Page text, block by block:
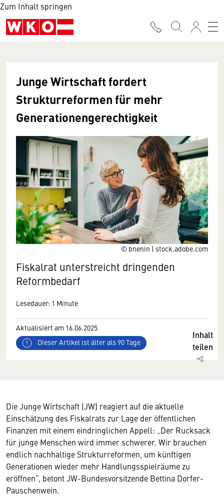
Zum Inhalt springen
© bnenin | stock.adobe.com
Junge Wirtschaft fordert
Strukturreformen für mehr
Generationengerechtigkeit
Fiskalrat unterstreicht dringenden
Reformbedarf
Lesedauer: 1 Minute
Aktualisiert am 16.06.2025
Dieser Artikel ist älter als 90 Tage
Inhalt
teilen
Die Junge Wirtschaft (JW) reagiert auf die aktuelle
Einschätzung des Fiskalrats zur Lage der öffentlichen
Finanzen mit einem eindringlichen Appell: „Der Rucksack
für junge Menschen wird immer schwerer. Wir brauchen
endlich nachhaltige Strukturreformen, um künftigen
Generationen wieder mehr Handlungsspielräume zu
eröffnen“, betont JW-Bundesvorsitzende Bettina Dorfer-
Pauschenwein.